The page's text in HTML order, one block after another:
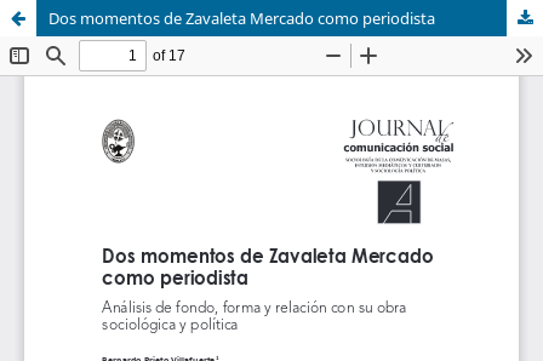
Dos momentos de Zavaleta Mercado como periodista